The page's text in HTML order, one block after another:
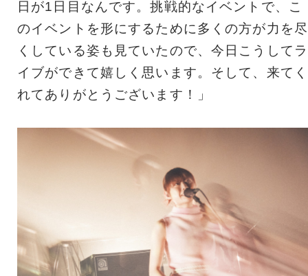
日が1日目なんです。挑戦的なイベントで、こ
のイベントを形にするために多くの方が力を尽
くしている姿も見ていたので、今日こうしてラ
イブができて嬉しく思います。そして、来てく
れてありがとうございます！」